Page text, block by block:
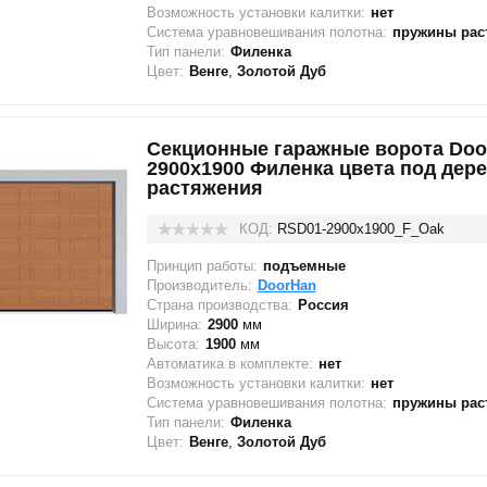
Возможность установки калитки: нет
Система уравновешивания полотна: пружины
Тип панели: Филенка
Цвет: Венге, Золотой Дуб
Секционные гаражные ворота
2900x1900 Филенка цвета под
растяжения
КОД: RSD01-2900х1900_F_Oak
Принцип работы: подъемные
Производитель: DoorHan
Страна производства: Россия
Ширина: 2900мм
Высота: 1900мм
Автоматика в комплекте: нет
Возможность установки калитки: нет
Система уравновешивания полотна: пружины
Тип панели: Филенка
Цвет: Венге, Золотой Дуб